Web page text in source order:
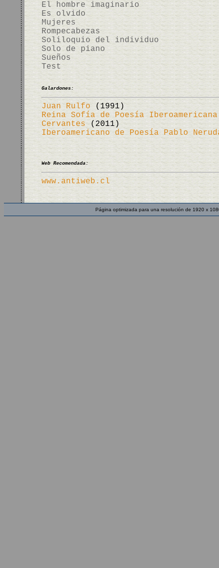
El hombre imaginario
Es olvido
Mujeres
Rompecabezas
Soliloquio del individuo
Solo de piano
Sueños
Test
Galardones:
Juan Rulfo (1991)
Reina Sofía de Poesía Iberoamericana
Cervantes(2011)
Iberoamericano de Poesía Pablo
Web Recomendada:
www.antiweb.cl
Página optimizada para una resolución de 1920 x